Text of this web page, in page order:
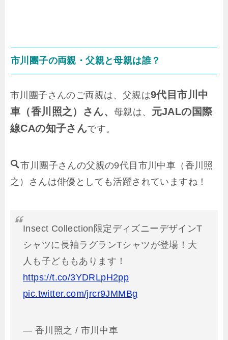
市川團子の両親・父親と母親は誰？
市川團子さんのご両親は、父親は9代目市川中
車（香川照之）さん、 母親は、 元JALの国際
線CAの知子さんです。
市川團子さんの父親の9代目市川中車（香川照
之）さんは俳優としても活躍されていますね！
Insect Collection限定ディズニーデザインT
シャツに長袖ラグランTシャツが登場！大
人も子どももあります！
https://t.co/3YDRLpH2pp
pic.twitter.com/jrcr9JMMBg
— 香川照之 / 市川中車